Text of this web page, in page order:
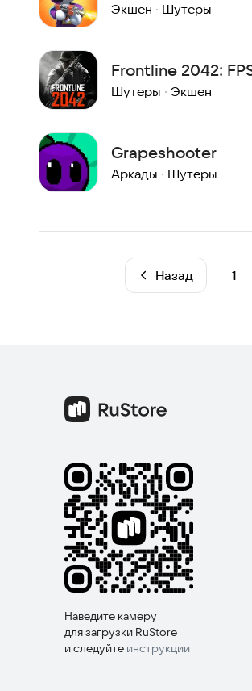
Экшен · Шутеры
Frontline 2042:
Онлайн стрелялка
Шутеры · Экшен
Grapeshooter
Аркады · Шутеры
Назад 1
Наведите камеру
для загрузки RuStore
и следуйте инструкции